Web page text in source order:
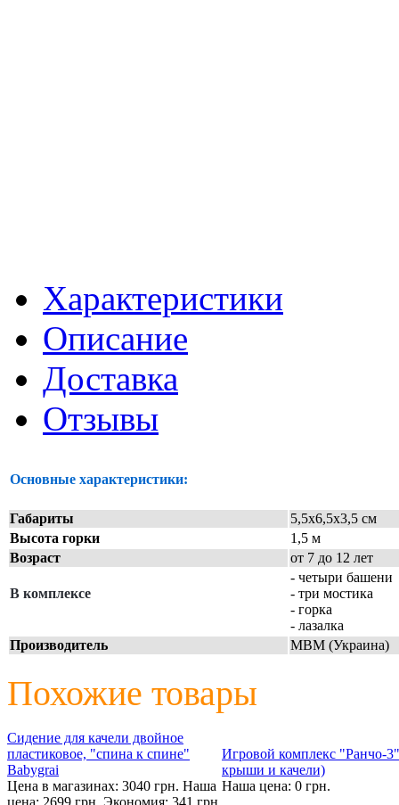
Характеристики
Описание
Доставка
Отзывы
Основные характеристики:
Габариты
5,5х6,5х3,5 см
Высота горки
1,5 м
Возраст
от 7 до 12 лет
В комплексе
- четыри башени
- три мостика
- горка
- лазалка
Производитель
МВМ (Украина)
Похожие товары
Сидение для качели двойное
пластиковое, "спина к спине"
Babygrai
Цена в магазинах: 3040 грн. Наша
Игровой комплекс "Ранчо-
крыши и качели)
Наша цена: 0 грн.